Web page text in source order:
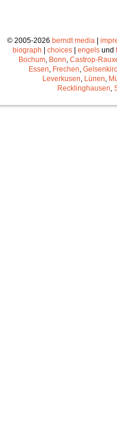
© 2005-2026 berndt media |
biograph | choices | engels und
Bochum Bonn Castrop-
Essen Frechen
Leverkusen Lünen
Recklinghausen